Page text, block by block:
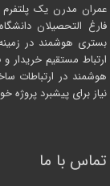
عمران مدرن یک
فارغ التحصیلان
بستری هوشمند در
ارتباط مستقیم خریدار
هوشمند در ارتباطات
نیاز برای پیشبرد پروژه
تماس با ما